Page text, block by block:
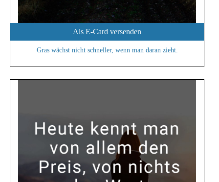
Als E-Card versenden
Gras wächst nicht schneller, wenn man daran zieht.